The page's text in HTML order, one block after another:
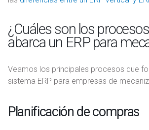
¿Cuáles son los
abarca un ERP para
Veamos los principales procesos que
sistema ERP para empresas de
Planificación de compras